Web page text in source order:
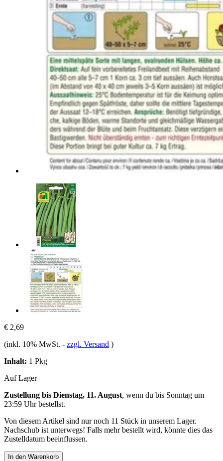
€ 2,69
(inkl. 10% MwSt. - zzgl. Versand )
Inhalt: 1 Pkg
Auf Lager
Zustellung bis Dienstag, 11. August, wenn du bis Sonntag um
23:59 Uhrbestellst.
Von diesem Artikel sind nur noch 11 Stück in unserem Lager.
Nachschub ist unterwegs! Falls mehr bestellt wird, könnte dies das
Zustelldatum beeinflussen.
In den Warenkorb